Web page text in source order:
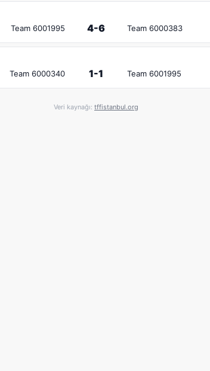
Team 6001995 4-6 Team 6000383
Team 6000340 1-1 Team 6001995
Veri kaynağı: tffistanbul.org